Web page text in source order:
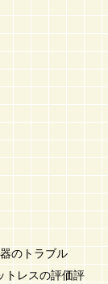
のトラブル
レスの評価評